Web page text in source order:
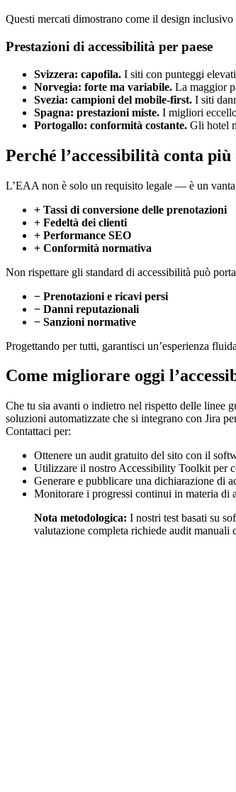
Questi mercati dimostrano come il design
Prestazioni di accessibilità per paese
Svizzera: capofila. I siti con punteggi
Norvegia: forte ma variabile. La maggior
Svezia: campioni del mobile-first. I siti
Spagna: prestazioni miste. I migliori
Portogallo: conformità costante. Gli hotel
Perché l’accessibilità conta più
L’EAA non è solo un requisito legale — è un
+ Tassi di conversione delle prenotazioni
+ Fedeltà dei clienti
+ Performance SEO
+ Conformità normativa
Non rispettare gli standard di accessibilità può
− Prenotazioni e ricavi persi
− Danni reputazionali
− Sanzioni normative
Progettando per tutti, garantisci un’esperienza
Come migliorare oggi
Che tu sia avanti o indietro nel rispetto delle linee
soluzioni automatizzate che si integrano con Jira
Contattaci per:
Ottenere un audit gratuito del sito con il
Utilizzare il nostro Accessibility Toolkit per
Generare e pubblicare una dichiarazione di
Monitorare i progressi continui in materia di
Nota metodologica: I nostri test basati su
valutazione completa richiede audit manuali